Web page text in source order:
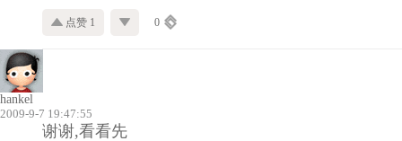
点赞 1 0
hankel
2009-9-7 19:47:55
谢谢,看看先